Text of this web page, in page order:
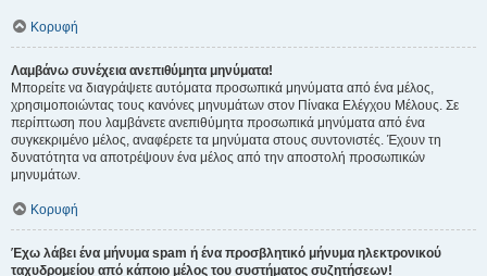
Κορυφή
Λαμβάνω συνέχεια ανεπιθύμητα μηνύματα!
Μπορείτε να διαγράψετε αυτόματα προσωπικά μηνύματα από ένα μέλος,
χρησιμοποιώντας τους κανόνες μηνυμάτων στον Πίνακα Ελέγχου Μέλους. Σε
περίπτωση που λαμβάνετε ανεπιθύμητα προσωπικά μηνύματα από ένα
συγκεκριμένο μέλος, αναφέρετε τα μηνύματα στους συντονιστές. Έχουν τη
δυνατότητα να αποτρέψουν ένα μέλος από την αποστολή προσωπικών
μηνυμάτων.
Κορυφή
Έχω λάβει ένα μήνυμα spam ή ένα προσβλητικό μήνυμα ηλεκτρονικού
ταχυδρομείου από κάποιο μέλος του συστήματος συζητήσεων!